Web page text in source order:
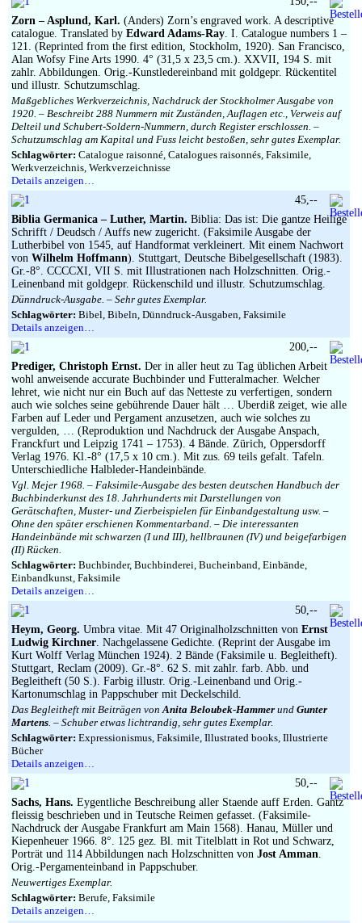
Zorn – Asplund, Karl. (Anders) Zorn’s engraved work. A descriptive
catalogue. Translated by Edward Adams-Ray. I. Catalogue numbers 1 –
121. (Reprinted from the first edition, Stockholm, 1920). San Francisco,
Alan Wofsy Fine Arts 1990. 4° (31,5 x 23,5 cm.). XXVII, 194 S. mit
zahlr. Abbildungen. Orig.-Kunstledereinband mit goldgepr. Rückentitel
und illustr. Schutzumschlag.
Maßgebliches Werkverzeichnis, Nachdruck der Stockholmer Ausgabe von
1920. – Beschreibt 288 Nummern mit Zuständen, Auflagen etc., Verweis auf
Delteil und Schubert-Soldern-Nummern, durch Register erschlossen. –
Schutzumschlag am Kapital und Fuss leicht bestoßen, sehr gutes Exemplar.
Schlagwörter: Catalogue raisonné, Catalogues raisonnés, Faksimile,
Werkverzeichnis, Werkverzeichnisse
Details anzeigen…
Biblia Germanica – Luther, Martin. Biblia: Das ist: Die gantze Heilige
Schrifft / Deudsch / Auffs new zugericht. (Faksimile Ausgabe der
Lutherbibel von 1545, auf Handformat verkleinert. Mit einem Nachwort
von Wilhelm Hoffmann). Stuttgart, Deutsche Bibelgesellschaft (1983).
Gr.-8°. CCCCXI, VII S. mit Illustrationen nach Holzschnitten. Orig.-
Leinenband mit goldgepr. Rückenschild und illustr. Schutzumschlag.
Dünndruck-Ausgabe. – Sehr gutes Exemplar.
Schlagwörter: Bibel, Bibeln, Dünndruck-Ausgaben, Faksimile
Details anzeigen…
45,--
Prediger, Christoph Ernst. Der in aller heut zu Tag üblichen Arbeit
wohl anweisende accurate Buchbinder und Futteralmacher. Welcher
lehret, wie nicht nur ein Buch auf das Netteste zu verfertigen, sondern
auch wie solches seine gebührende Dauer hält … Uberdiß zeiget, wie alle
Farben auf Leder und Pergament anzusetzen, auch wie solches zu
vergulden, … (Reproduktion und Nachdruck der Ausgabe Anspach,
Franckfurt und Leipzig 1741 – 1753). 4 Bände. Zürich, Oppersdorff
Verlag 1976. Kl.-8° (17,5 x 10 cm.). Mit zus. 69 teils gefalt. Tafeln.
Unterschiedliche Halbleder-Handeinbände.
Vgl. Mejer 1968. – Faksimile-Ausgabe des besten deutschen Handbuch der
Buchbinderkunst des 18. Jahrhunderts mit Darstellungen von
Gerätschaften, Muster- und Zierbeispielen für Einbandgestaltung usw. –
Ohne den später erschienen Kommentarband. – Die interessanten
Handeinbände mit schwarzen (I und III), hellbraunen (IV) und beigefarbigen
(II) Rücken.
Schlagwörter: Buchbinder, Buchbinderei, Bucheinband, Einbände,
Einbandkunst, Faksimile
Details anzeigen…
200,--
Heym, Georg. Umbra vitae. Mit 47 Originalholzschnitten von Ernst
Ludwig Kirchner. Nachgelassene Gedichte. (Reprint der Ausgabe im
Kurt Wolff Verlag München 1924). 2 Bände (Faksimile u. Begleitheft).
Stuttgart, Reclam (2009). Gr.-8°. 62 S. mit zahlr. farb. Abb. und
Begleitheft (50 S.). Farbig illustr. Orig.-Leinenband und Orig.-
Kartonumschlag in Pappschuber mit Deckelschild.
Das Begleitheft mit Beiträgen vonAnita Beloubek-Hammer und Gunter
Martens. – Schuber etwas lichtrandig, sehr gutes Exemplar.
Schlagwörter: Expressionismus, Faksimile, Illustrated books, Illustrierte
Bücher
Details anzeigen…
50,--
Sachs, Hans. Eygentliche Beschreibung aller Staende auff Erden. Gantz
fleissig beschrieben und in Teutsche Reimen gefasset. (Faksimile-
Nachdruck der Ausgabe Frankfurt am Main 1568). Hanau, Müller und
Kiepenheuer 1966. 8°. 125 gez. Bl. mit Titelblatt in Rot und Schwarz,
Porträt und 114 Abbildungen nach Holzschnitten von Jost Amman.
Orig.-Pergamenteinband in Pappschuber.
Neuwertiges Exemplar.
Schlagwörter: Berufe, Faksimile
Details anzeigen…
50,--